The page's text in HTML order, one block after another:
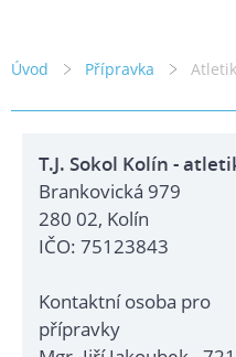
Úvod Přípravka
T.J. Sokol Kolín -
Brankovická 979
280 02, Kolín
IČO: 75123843
Kontaktní osoba pro
přípravky